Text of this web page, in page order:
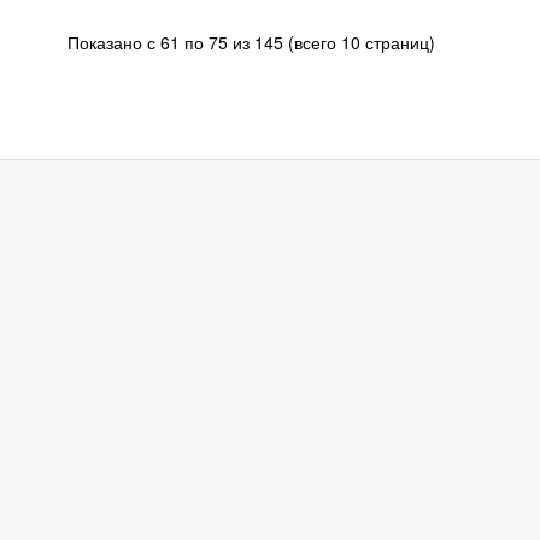
Показано с 61 по 75 из 145 (всего 10 страниц)